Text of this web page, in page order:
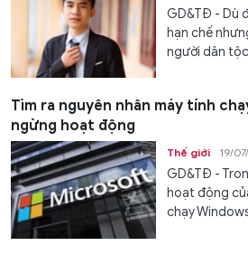
GD&TĐ - Dù
hạn chế
người dân
Tìm ra nguyên nhân máy tính
ngừng hoạt động
Thế giới 19/
GD&TĐ -
hoạt động
chạy